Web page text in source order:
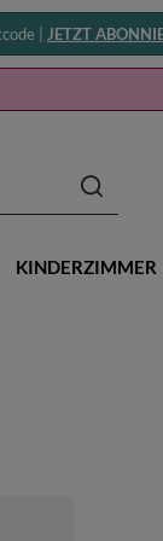
| JETZT
KINDERZIMMER